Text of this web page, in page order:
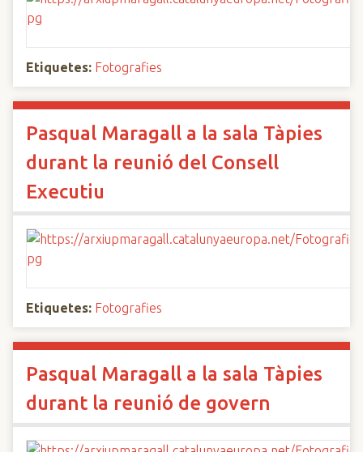
Etiquetes: Fotografies
Pasqual Maragall a la sala Tàpies
durant la reunió del Consell
Executiu
Etiquetes: Fotografies
Pasqual Maragall a la sala Tàpies
durant la reunió de govern